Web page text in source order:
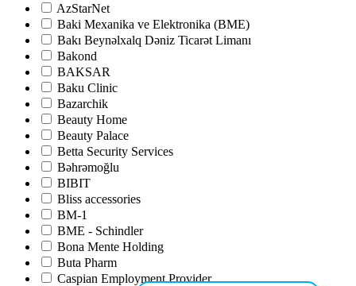
AzStarNet
Baki Mexanika ve Elektronika (BME)
Bakı Beynəlxalq Dəniz Ticarət Limanı
Bakond
BAKSAR
Baku Clinic
Bazarchik
Beauty Home
Beauty Palace
Betta Security Services
Bəhrəmoğlu
BIBIT
Bliss accessories
BM-1
BME - Schindler
Bona Mente Holding
Buta Pharm
Caspian Employment Provider